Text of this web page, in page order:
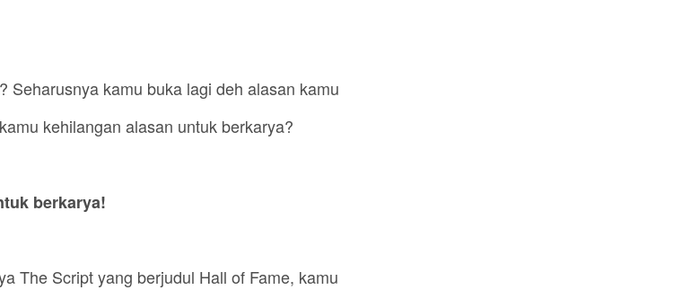
Seharusnya kamu buka lagi deh alasan kamu
kehilangan alasan untuk berkarya?
berkarya!
The Script yang berjudul Hall of Fame, kamu